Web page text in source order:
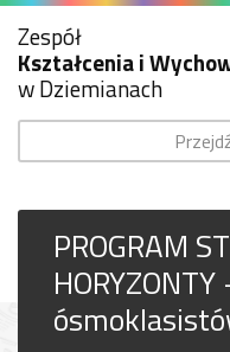
Zespół
Kształcenia i
w Dziemianach
PROGRAM